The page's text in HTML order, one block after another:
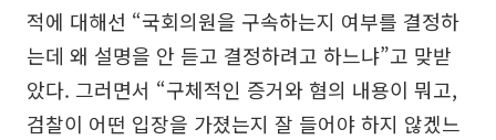
적에 대해선 “국회의원을 구속하는지 여부를 결정하
는데 왜 설명을 안 듣고 결정하려고 하느냐”고 맞받
았다. 그러면서 “구체적인 증거와 혐의 내용이 뭐고,
검찰이 어떤 입장을 가졌는지 잘 들어야 하지 않겠느